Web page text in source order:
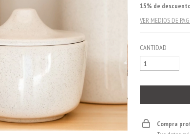
15% de
VER MEDIOS DE
CANTIDAD
Compra